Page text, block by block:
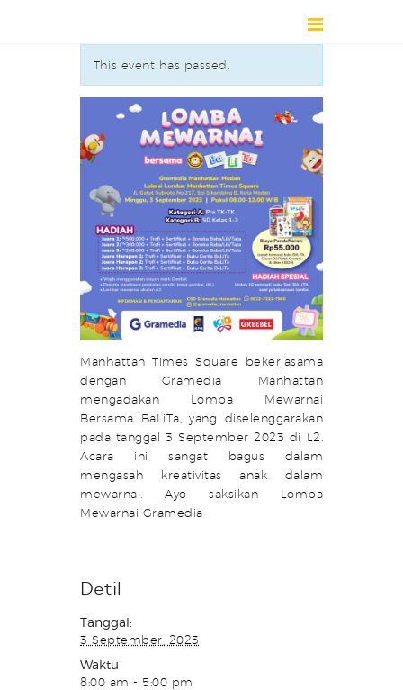
HOME
DIRECTORY
ABOUT
NEWS
EVENT / EXHIBITION
CONTACT
This event has passed.
Manhattan Times Square bekerjasama
dengan Gramedia Manhattan
mengadakan Lomba Mewarnai
Bersama BaLiTa, yang diselenggarakan
pada tanggal 3 September 2023 di L2.
Acara ini sangat bagus dalam
mengasah kreativitas anak dalam
mewarnai. Ayo saksikan Lomba
Mewarnai Gramedia
Detil
Tanggal:
3 September, 2023
Waktu
8:00 am - 5:00 pm